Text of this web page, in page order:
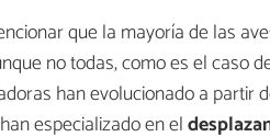
que la mayoría de las
no todas, como es el caso
han evolucionado a partir
especializado en el